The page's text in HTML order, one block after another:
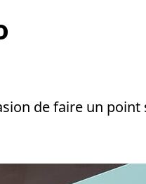
de faire un